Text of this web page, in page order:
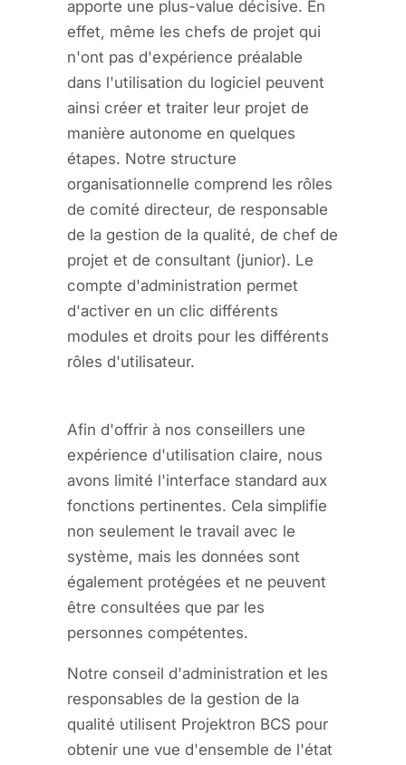
apporte une plus-value décisive. En
effet, même les chefs de projet qui
n'ont pas d'expérience préalable
dans l'utilisation du logiciel peuvent
ainsi créer et traiter leur projet de
manière autonome en quelques
étapes. Notre structure
organisationnelle comprend les rôles
de comité directeur, de responsable
de la gestion de la qualité, de chef de
projet et de consultant (junior). Le
compte d'administration permet
d'activer en un clic différents
modules et droits pour les différents
rôles d'utilisateur.
Afin d'offrir à nos conseillers une
expérience d'utilisation claire, nous
avons limité l'interface standard aux
fonctions pertinentes. Cela simplifie
non seulement le travail avec le
système, mais les données sont
également protégées et ne peuvent
être consultées que par les
personnes compétentes.
Notre conseil d'administration et les
responsables de la gestion de la
qualité utilisent Projektron BCS pour
obtenir une vue d'ensemble de l'état